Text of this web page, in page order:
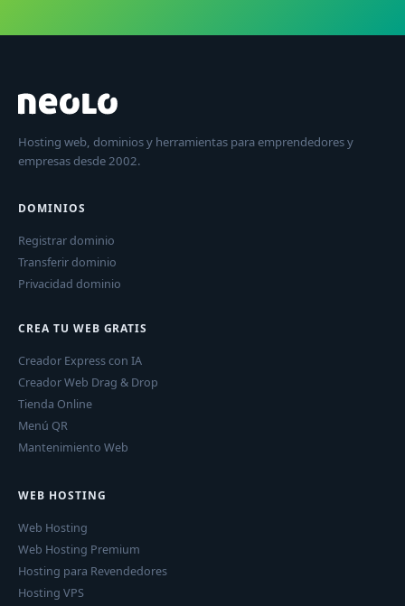
Hosting web, dominios y herramientas para emprendedores y
empresas desde 2002.
DOMINIOS
Registrar dominio
Transferir dominio
Privacidad dominio
CREA TU WEB GRATIS
Creador Express con IA
Creador Web Drag & Drop
Tienda Online
Menú QR
Mantenimiento Web
WEB HOSTING
Web Hosting
Web Hosting Premium
Hosting para Revendedores
Hosting VPS